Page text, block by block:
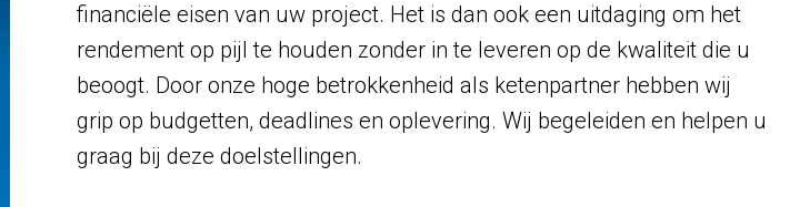
financiële eisen van uw project. Het is dan ook een uitdaging om het
rendement op pijl te houden zonder in te leveren op de kwaliteit die u
beoogt. Door onze hoge betrokkenheid als ketenpartner hebben wij
grip op budgetten, deadlines en oplevering. Wij begeleiden en helpen u
graag bij deze doelstellingen.